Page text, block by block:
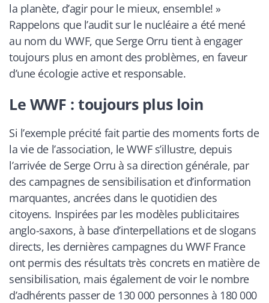
la planète, d’agir pour le mieux, ensemble! »
Rappelons que l’audit sur le nucléaire a été mené
au nom du WWF, que Serge Orru tient à engager
toujours plus en amont des problèmes, en faveur
d’une écologie active et responsable.
Le WWF : toujours plus loin
Si l’exemple précité fait partie des moments forts de
la vie de l’association, le WWF s’illustre, depuis
l’arrivée de Serge Orru à sa direction générale, par
des campagnes de sensibilisation et d’information
marquantes, ancrées dans le quotidien des
citoyens. Inspirées par les modèles publicitaires
anglo-saxons, à base d’interpellations et de slogans
directs, les dernières campagnes du WWF France
ont permis des résultats très concrets en matière de
sensibilisation, mais également de voir le nombre
d’adhérents passer de 130 000 personnes à 180 000